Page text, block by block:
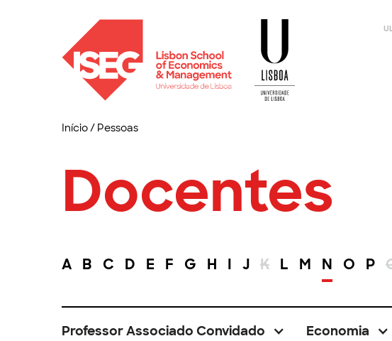
Início/ Pessoas
Docentes
A B C D E F G H I J K L M N O P
Professor Associado Convidado Economia